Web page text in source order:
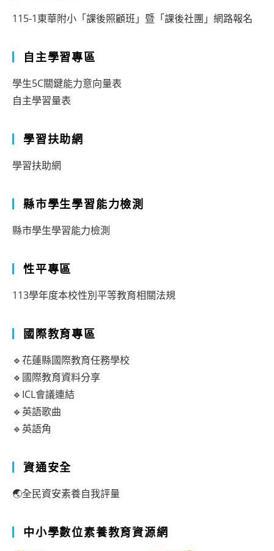
115-1東華附小「課後照顧班」暨「課後社團」網路報名
自主學習專區
學生5C關鍵能力意向量表
自主學習量表
學習扶助網
學習扶助網
縣市學生學習能力檢測
縣市學生學習能力檢測
性平專區
113學年度本校性別平等教育相關法規
國際教育專區
🔹花蓮縣國際教育任務學校
🔹國際教育資料分享
🔹ICL會議連結
🔹英語歌曲
🔹英語角
資通安全
🌏全民資安素養自我評量
中小學數位素養教育資源網